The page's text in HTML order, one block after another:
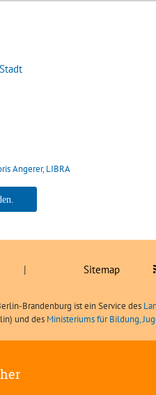
Angerer, LIBRA
| Sitemap
Brandenburg ist ein Service des
und des Ministeriums für Bildung,